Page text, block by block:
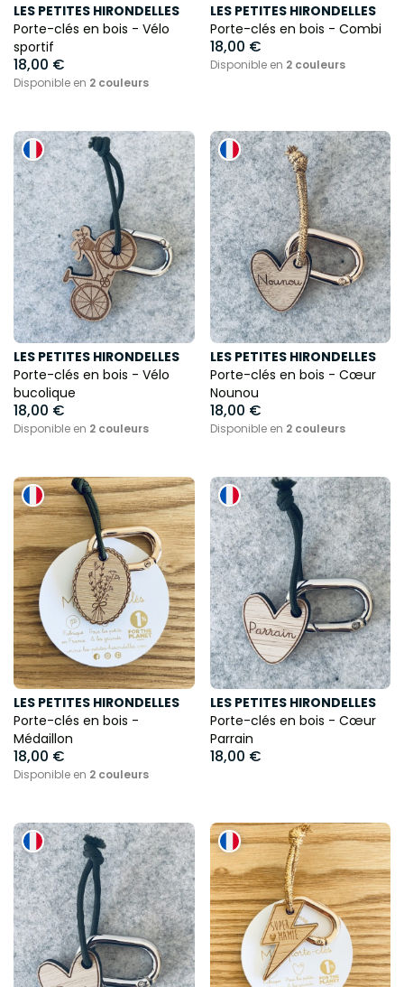
LES PETITES HIRONDELLES
Porte-clés en bois - Vélo
sportif
18,00 €
Disponible en 2 couleurs
LES PETITES HIRONDELLES
Porte-clés en bois - Combi
18,00 €
Disponible en 2 couleurs
LES PETITES HIRONDELLES
Porte-clés en bois - Vélo
bucolique
18,00 €
Disponible en 2 couleurs
LES PETITES HIRONDELLES
Porte-clés en bois - Cœur
Nounou
18,00 €
Disponible en 2 couleurs
LES PETITES HIRONDELLES
Porte-clés en bois -
Médaillon
18,00 €
Disponible en 2 couleurs
LES PETITES HIRONDELLES
Porte-clés en bois - Cœur
Parrain
18,00 €